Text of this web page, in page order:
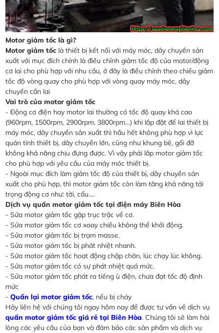
Motor giảm tốc là gì?
Motor giảm tốc là thiết bị kết nối với máy móc, dây chuyền sản
xuất với mục đích chính là điều chỉnh giảm tốc độ của motor/động
cơ lai cho phù hợp với nhu cầu, ở đây là điều chỉnh theo chiều giảm
tốc độ vòng quay cho phù hợp với vòng quay máy móc, dây
chuyền cần lai
Vai trò của motor giảm tốc
- Động cơ điện hay motor lai thường có tốc độ quay khá cao
(960rpm, 1500rpm, 2900rpm, 3800rpm…) khi lắp đặt để lai thiết bị
máy móc, dây chuyền sản xuất thì hầu hết không phù hợp vì lực
quán tính thiết bị, dây chuyền lớn, cũng như khung bệ, gối đỡ
không khả năng chịu đựng được. Vì vậy phải lắp motor giảm tốc
cho phù hợp với yêu cầu của máy móc thiết bị.
- Ngoài mục đích làm giảm tốc độ của thiết bị, dây chuyền sản
xuất cho phù hợp, thì motor giảm tốc còn làm tăng khả năng tải
trọng động cơ như: tời, cẩu….
Dịch vụ quấn motor giảm tốc tại điện máy Biên Hòa
- Sửa motor giảm tốc gặp trục trặc về cơ.
- Sửa motor giảm tốc cơ xoay chiều không thể khởi động.
- Sửa motor giảm tốc bị trạm masse.
- Sửa motor giảm tốc bị phát nhiệt nhanh.
- Sửa motor giảm tốc hoạt động chập chờn, lúc chạy lúc không.
- Sửa motor giảm tốc có sự phát nhiệt quá mức.
- Sửa motor giảm tốc phát ra tiếng ù điện, chưa đạt tốc độ định
mức
-Quấn lại motor giảm tốc, nếu bị cháy
Hãy liên hệ với chúng tôi ngay hôm nay để được tư vấn về dịch vụ
quấn motor giảm tốc giá rẻ tại Biên Hòa. Chúng tôi sẽ làm hài
lòng các yêu cầu của bạn và đảm bảo các sản phẩm và dịch vụ